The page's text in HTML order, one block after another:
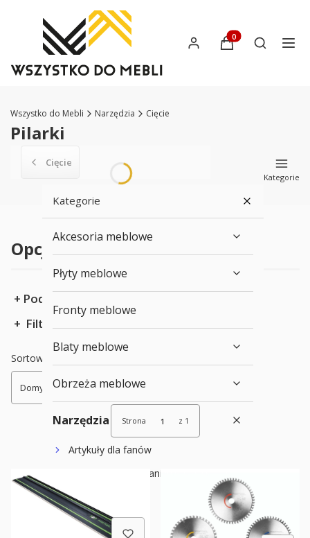
Produkty w
Otwórz
Wszystko do Mebli Narzędzia Cięcie
Pilarki
Cięcie
Kategorie
Kategorie
Akcesoria meblowe
Płyty meblowe
Fronty meblowe
Blaty meblowe
Obrzeża meblowe
Narzędzia
Artykuły dla fanów
Wiercenie / Wkręcanie
Cięcie
Zagłębiarki
Opcje przeglądania
Podkategorie
Filtry
Koniec filtrów
Lista produktów
Sortowanie:
Domyślne
Strona z 1